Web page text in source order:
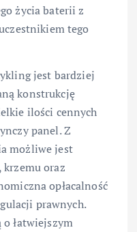
życia baterii z
tego
jest bardziej
konstrukcję
ilości cennych
panel. Z
możliwe jest
krzemu oraz
opłacalność
prawnych.
łatwiejszym